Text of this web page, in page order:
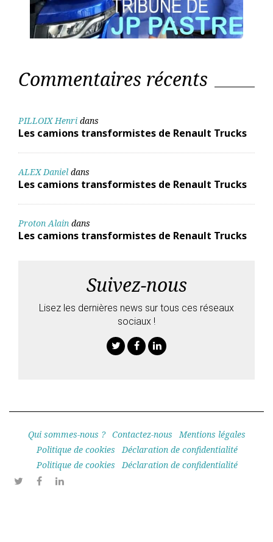
Commentaires récents
PILLOIX Henri dans
Les camions transformistes de Renault Trucks
ALEX Daniel dans
Les camions transformistes de Renault Trucks
Proton Alain dans
Les camions transformistes de Renault Trucks
Suivez-nous
Lisez les dernières news sur tous ces réseaux
sociaux !
Qui sommes-nous ? Contactez-nous
Mentions légales
Politique de cookies
Déclaration de confidentialité
Politique de cookies
Déclaration de confidentialité